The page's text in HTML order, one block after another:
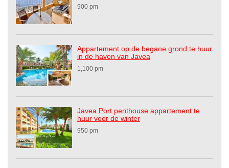
900 pm
Appartement op de begane grond te huur
in de haven van Javea
1,100 pm
Javea Port penthouse appartement te
huur voor de winter
950 pm